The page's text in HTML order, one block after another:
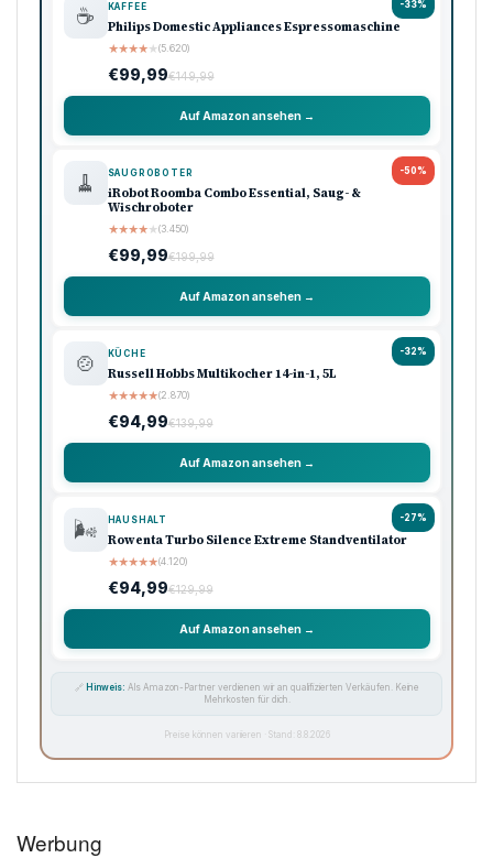
-33%
☕ KAFFEE
Philips Domestic Appliances Espressomaschine
★★★★★(5.620)
€99,99€149,99
Auf Amazon ansehen →
-50%
🧹 SAUGROBOTER
iRobot Roomba Combo Essential, Saug- &
Wischroboter
★★★★★(3.450)
€99,99€199,99
Auf Amazon ansehen →
-32%
🍲 KÜCHE
Russell Hobbs Multikocher 14-in-1, 5L
★★★★★(2.870)
€94,99€139,99
Auf Amazon ansehen →
-27%
🌬️ HAUSHALT
Rowenta Turbo Silence Extreme Standventilator
★★★★★(4.120)
€94,99€129,99
Auf Amazon ansehen →
🔗 Hinweis: Als Amazon-Partner verdienen wir an qualifizierten Verkäufen. Keine
Mehrkosten für dich.
Preise können variieren · Stand: 8.8.2026
Werbung